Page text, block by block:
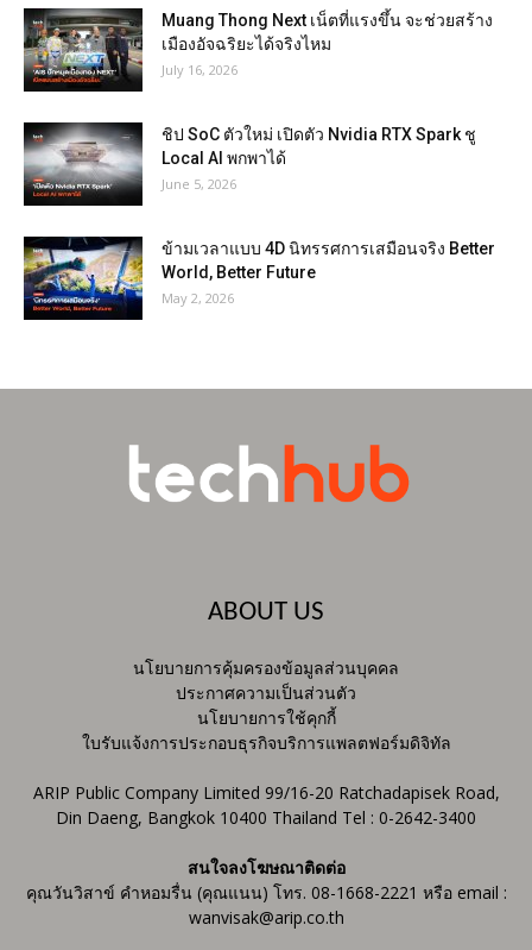
Muang Thong Next เน็ตที่แรงขึ้น จะช่วยสร้าง
เมืองอัจฉริยะได้จริงไหม
July 16, 2026
ชิป SoC ตัวใหม่ เปิดตัว Nvidia RTX Spark ชู
Local AI พกพาได้
June 5, 2026
ข้ามเวลาแบบ 4D นิทรรศการเสมือนจริง Better
World, Better Future
May 2, 2026
ABOUT US
นโยบายการคุ้มครองข้อมูลส่วนบุคคล
ประกาศความเป็นส่วนตัว
นโยบายการใช้คุกกี้
ใบรับแจ้งการประกอบธุรกิจบริการแพลตฟอร์มดิจิทัล
ARIP Public Company Limited 99/16-20 Ratchadapisek Road,
Din Daeng, Bangkok 10400 Thailand Tel : 0-2642-3400
สนใจลงโฆษณาติดต่อ
คุณวันวิสาข์ คำหอมรื่น (คุณแนน) โทร. 08-1668-2221 หรือ email :
wanvisak@arip.co.th